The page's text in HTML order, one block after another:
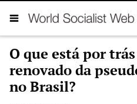
O que está por
renovado da
no Brasil?